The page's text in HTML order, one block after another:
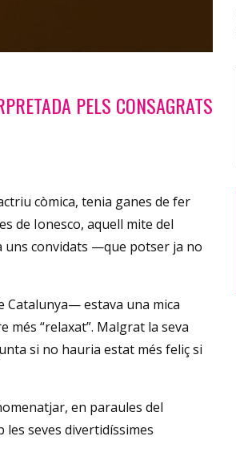
PELS CONSAGRATS
còmica, tenia ganes de fer
de Ionesco, aquell mite del
uns convidats —que potser ja no
Catalunya— estava una mica
“relaxat”. Malgrat la seva
si no hauria estat més feliç si
en paraules del
les seves divertidíssimes